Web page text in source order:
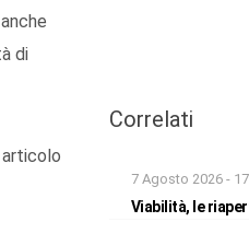
di
Correlati
7 Agosto 2026 -
Viabilità, le